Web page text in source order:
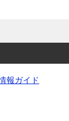
報ガイド